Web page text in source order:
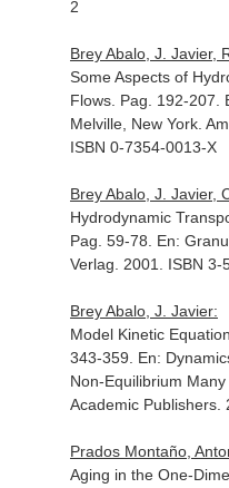
2
Brey Abalo, J. Javier,
Some Aspects of
Flows. Pag. 192-207.
Melville, New York.
ISBN 0-7354-0013-X
Brey Abalo, J. Javier,
Hydrodynamic
Pag. 59-78. En:
Verlag. 2001. ISBN 3-
Brey Abalo, J. Javier:
Model Kinetic
343-359. En:
Non-Equilibrium
Academic Publishers.
Prados Montaño,
Aging in the One-